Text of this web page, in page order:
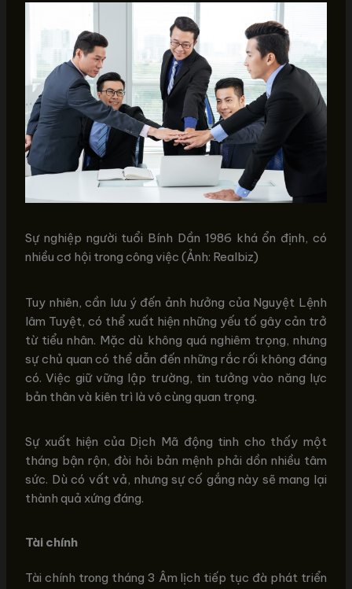
Sự nghiệp người tuổi Bính Dần 1986 khá ổn định, có
nhiều cơ hội trong công việc (Ảnh: Realbiz)
Tuy nhiên, cần lưu ý đến ảnh hưởng của Nguyệt Lệnh
lâm Tuyệt, có thể xuất hiện những yếu tố gây cản trở
từ tiểu nhân. Mặc dù không quá nghiêm trọng, nhưng
sự chủ quan có thể dẫn đến những rắc rối không đáng
có. Việc giữ vững lập trường, tin tưởng vào năng lực
bản thân và kiên trì là vô cùng quan trọng.
Sự xuất hiện của Dịch Mã động tinh cho thấy một
tháng bận rộn, đòi hỏi bản mệnh phải dồn nhiều tâm
sức. Dù có vất vả, nhưng sự cố gắng này sẽ mang lại
thành quả xứng đáng.
Tài chính
Tài chính trong tháng 3 Âm lịch tiếp tục đà phát triển